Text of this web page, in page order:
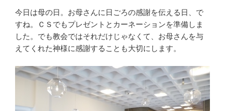
今日は母の日。お母さんに日ごろの感謝を伝える日、で
すね。ＣＳでもプレゼントとカーネーションを準備しま
した。でも教会ではそれだけじゃなくて、お母さんを与
えてくれた神様に感謝することも大切にします。